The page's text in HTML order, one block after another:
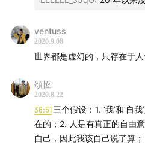
ventuss
2020.9.08
世界都是虚幻的，只存在于
頌恆
2020.8.22
36:51三个假设：1. ‘我’和‘自
在的；2. 人是有真正的自由
自己，因此我该自己说了算；